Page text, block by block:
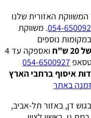
האזורית שלנו
054-. משווקת
נוספים
ואספקה עד 4
054-6500927
איסוף ברחבי הארץ
באתר
דן, באזור תל-אביב,